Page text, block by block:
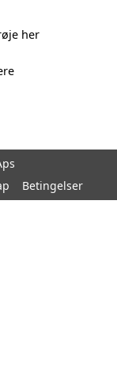
her
Betingelser